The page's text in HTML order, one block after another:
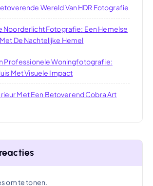
Wereld Van HDR Fotografie
Noorderlicht Fotografie: Een Hemelse
De Nachtelijke Hemel
Professionele Woningfotografie:
Met Visuele Impact
Met Een Betoverend Cobra Art
om te tonen.